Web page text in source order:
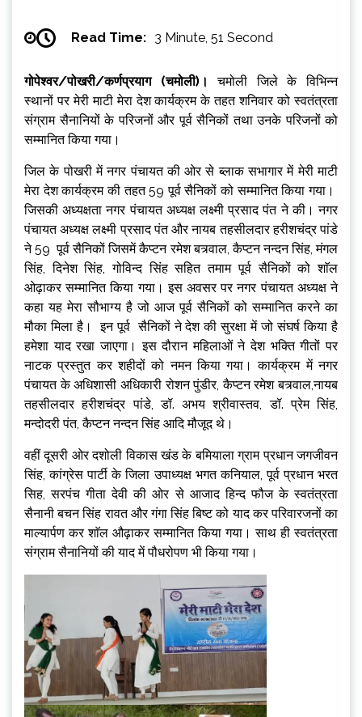
Read Time: 3 Minute, 51 Second
गोपेश्वर/पोखरी/कर्णप्रयाग (चमोली)।
चमोली जिले के विभिन्न
स्थानों पर मेरी माटी मेरा देश कार्यक्रम के तहत शनिवार को स्वतंत्रता
संग्राम सैनानियों के परिजनों और पूर्व सैनिकों तथा उनके परिजनों को
सम्मानित किया गया।
जिल के पोखरी में नगर पंचायत की ओर से ब्लाक सभागार में मेरी माटी
मेरा देश कार्यक्रम की तहत 59 पूर्व सैनिकों को सम्मानित किया गया।
जिसकी अध्यक्षता नगर पंचायत अध्यक्ष लक्ष्मी प्रसाद पंत ने की। नगर
पंचायत अध्यक्ष लक्ष्मी प्रसाद पंत और नायब तहसीलदार हरीशचंद्र पांडे
ने 59 पूर्व सैनिकों जिसमें कैप्टन रमेश बत्र्वाल, कैप्टन नन्दन सिंह, मंगल
सिंह, दिनेश सिंह, गोविन्द सिंह सहित तमाम पूर्व सैनिकों को शाॅल
ओढ़ाकर सम्मानित किया गया। इस अवसर पर नगर पंचायत अध्यक्ष ने
कहा यह मेरा सौभाग्य है जो आज पूर्व सैनिकों को सम्मानित करने का
मौका मिला है। इन पूर्व सैनिकों ने देश की सुरक्षा में जो संघर्ष किया है
हमेशा याद रखा जाएगा। इस दौरान महिलाओं ने देश भक्ति गीतों पर
नाटक प्रस्तुत कर शहीदों को नमन किया गया। कार्यक्रम में नगर
पंचायत के अधिशासी अधिकारी रोशन पुंडीर, कैप्टन रमेश बत्र्वाल,नायब
तहसीलदार हरीशचंद्र पांडे, डॉ. अभय श्रीवास्तव, डॉ. प्रेम सिंह,
मन्दोदरी पंत, कैप्टन नन्दन सिंह आदि मौजूद थे।
वहीं दूसरी ओर दशोली विकास खंड के बमियाला ग्राम प्रधान जगजीवन
सिंह, कांग्रेस पार्टी के जिला उपाध्यक्ष भगत कनियाल, पूर्व प्रधान भरत
सिह, सरपंच गीता देवी की ओर से आजाद हिन्द फौज के स्वतंत्रता
सैनानी बचन सिंह रावत और गंगा सिंह बिष्ट को याद कर परिवारजनों का
माल्यार्पण कर शाॅल औढ़ाकर सम्मानित किया गया। साथ ही स्वतंत्रता
संग्राम सैनानियों की याद में पौधरोपण भी किया गया।